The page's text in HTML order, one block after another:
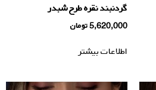
گردنبند نقره طرح شبدر
5,620,000تومان
اطلاعات بیشتر